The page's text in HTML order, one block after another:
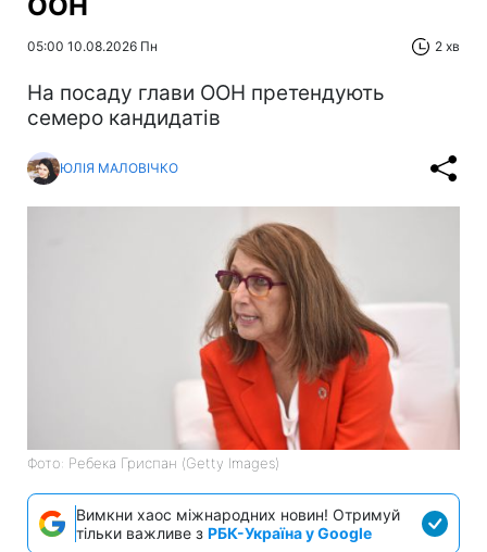
05:00 10.08.2026 Пн 2 хв
На посаду глави ООН претендують
семеро кандидатів
ЮЛІЯ МАЛОВІЧКО
Фото: Ребека Гриспан (Getty Images)
Вимкни хаос міжнародних новин! Отримуй
тільки важливе з РБК-Україна у Google